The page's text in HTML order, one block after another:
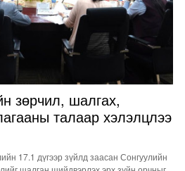
зөрчил, шалгах,
талаар хэлэлцлээ
17.1 дүгээр зүйлд заасан Сонгуулийн